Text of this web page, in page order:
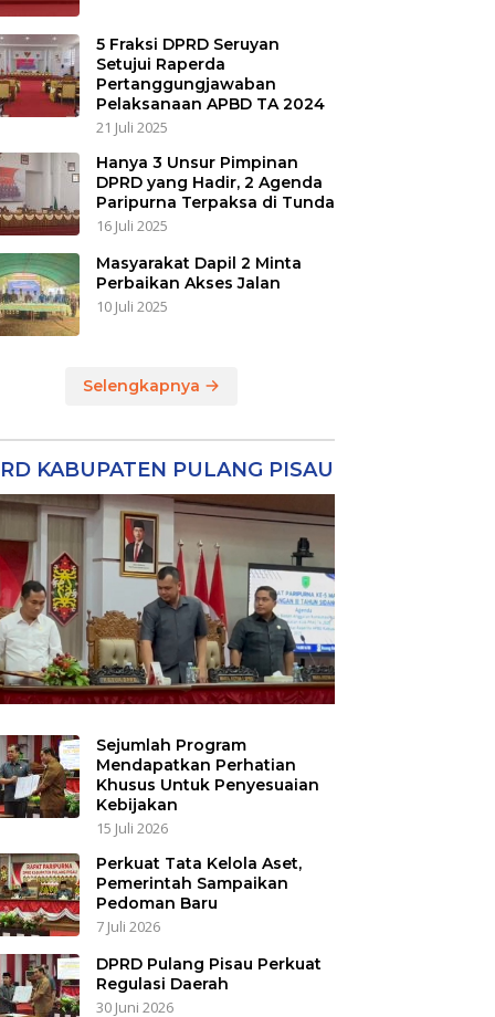
5 Fraksi DPRD Seruyan
Setujui Raperda
Pertanggungjawaban
Pelaksanaan APBD TA 2024
21 Juli 2025
Hanya 3 Unsur Pimpinan
DPRD yang Hadir, 2 Agenda
Paripurna Terpaksa di Tunda
16 Juli 2025
Masyarakat Dapil 2 Minta
Perbaikan Akses Jalan
10 Juli 2025
Selengkapnya
KABUPATEN PULANG PISAU
Sejumlah Program
Mendapatkan Perhatian
Khusus Untuk Penyesuaian
Kebijakan
15 Juli 2026
Perkuat Tata Kelola Aset,
Pemerintah Sampaikan
Pedoman Baru
7 Juli 2026
DPRD Pulang Pisau Perkuat
Regulasi Daerah
30 Juni 2026